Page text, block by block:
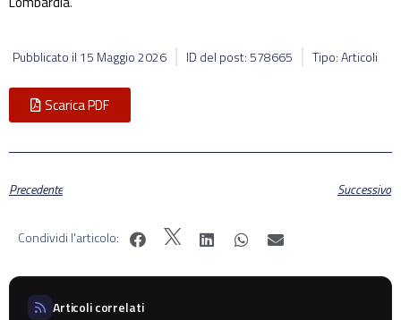
Pubblicato il 15 Maggio 2026 ID del post: 578665 Tipo: Articoli
Scarica PDF
Precedente Successivo
Condividi l'articolo:
Articoli correlati